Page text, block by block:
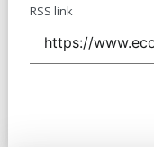
RSS link